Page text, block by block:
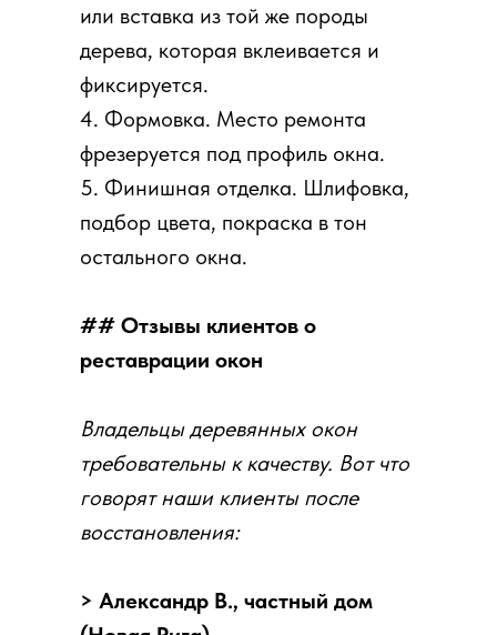
или вставка из той же породы
дерева, которая вклеивается и
фиксируется.
4. Формовка. Место ремонта
фрезеруется под профиль окна.
5. Финишная отделка. Шлифовка,
подбор цвета, покраска в тон
остального окна.
## Отзывы клиентов о
реставрации окон
Владельцы деревянных окон
требовательны к качеству. Вот что
говорят наши клиенты после
восстановления:
> Александр В., частный дом